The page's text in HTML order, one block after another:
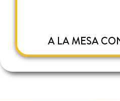
A LA MESA